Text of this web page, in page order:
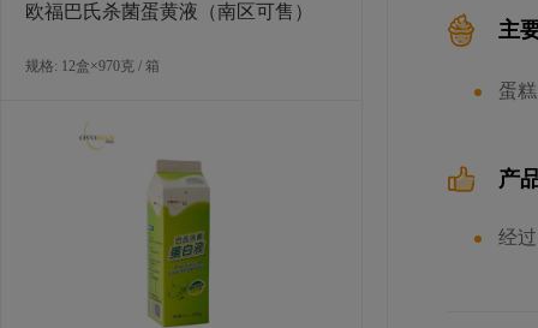
欧福巴氏杀菌蛋黄液（南区可售）
规格: 12盒×970克 / 箱
主
蛋
产
经